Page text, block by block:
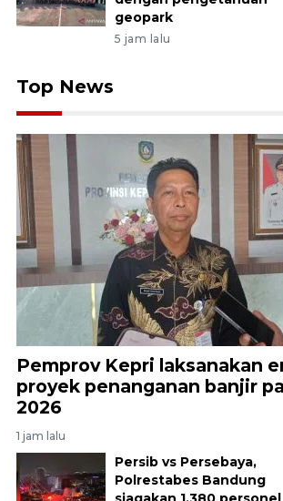
geopark
5 jam lalu
Top News
Pemprov Kepri laksanakan
proyek penanganan banjir
2026
1 jam lalu
Persib vs Persebaya,
Polrestabes Bandung